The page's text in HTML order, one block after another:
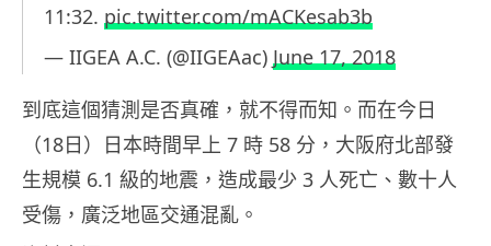
11:32. pic.twitter.com/mACKesab3b
— IIGEA A.C. (@IIGEAac) June 17, 2018
到底這個猜測是否真確，就不得而知。而在今日
（18日）日本時間早上 7 時 58 分，大阪府北部發
生規模 6.1 級的地震，造成最少 3 人死亡、數十人
受傷，廣泛地區交通混亂。